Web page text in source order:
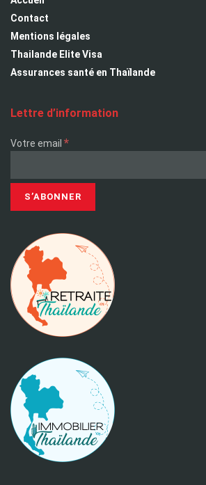
Contact
Mentions légales
Thailande Elite Visa
Assurances santé en Thaïlande
Lettre d’information
Votre email *